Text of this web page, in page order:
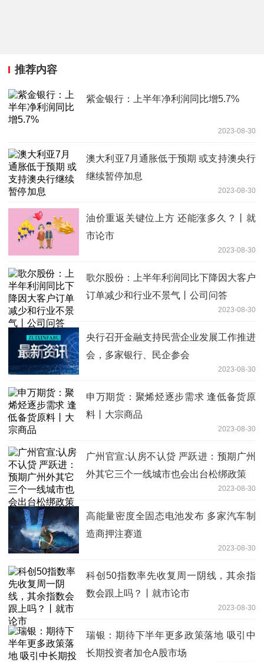
推荐内容
紫金银行：上半年净利润同比增5.7%
2023-08-30
澳大利亚7月通胀低于预期 或支持澳央行
继续暂停加息
2023-08-30
油价重返关键位上方 还能涨多久？丨就
市论市
2023-08-30
歌尔股份：上半年利润同比下降因大客户
订单减少和行业不景气丨公司问答
2023-08-30
央行召开金融支持民营企业发展工作推进
会，多家银行、民企参会
2023-08-30
申万期货：聚烯烃逐步需求 逢低备货原
料丨大宗商品
2023-08-30
广州官宣:认房不认贷 严跃进：预期广州
外其它三个一线城市也会出台松绑政策
2023-08-30
高能量密度全固态电池发布 多家汽车制
造商押注赛道
2023-08-30
科创50指数率先收复周一阴线，其余指
数会跟上吗？丨就市论市
2023-08-30
瑞银：期待下半年更多政策落地 吸引中
长期投资者加仓A股市场